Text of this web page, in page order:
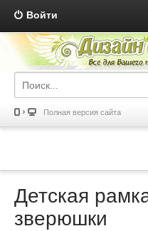
Войти
Полная версия сайта
Детская
зверюшки